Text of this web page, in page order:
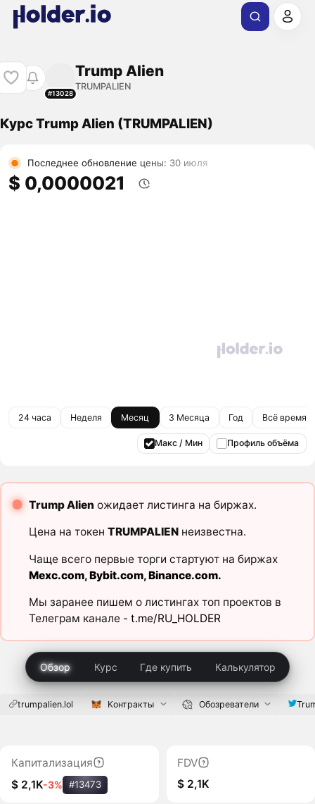
#13028
Trump Alien
TRUMPALIEN
Курс Trump Alien (TRUMPALIEN)
Последнее обновление цены: 30 июля
$ 0,0000021
24 часа Неделя Месяц 3 Месяца Год Всё время
Макс / Мин Профиль объёма
Trump Alien ожидает листинга на биржах.
Цена на токен TRUMPALIENнеизвестна.
Чаще всего первые торги стартуют на биржах
Mexc.com,Bybit.com,Binance.com.
Мы заранее пишем о листингах топ проектов в
Телеграм канале - t.me/RU_HOLDER
Обзор Курс Где купить Калькулятор
trumpalien.lol Контракты Обозреватели
Капитализация
$ 2,1K-3% #13473
FDV
$ 2,1K